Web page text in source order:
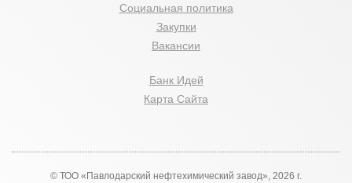
Социальная политика
Закупки
Вакансии
Банк Идей
Карта Сайта
© ТОО «Павлодарский нефтехимический завод», 2026 г.